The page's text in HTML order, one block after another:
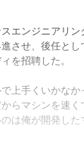
エンジニアリ
させ、後任と
を招聘した。
上手くいかなか
らマシンを速く
は俺が開発した